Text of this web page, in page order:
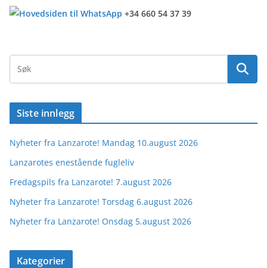
+34 660 54 37 39
Siste innlegg
Nyheter fra Lanzarote! Mandag 10.august 2026
Lanzarotes enestående fugleliv
Fredagspils fra Lanzarote! 7.august 2026
Nyheter fra Lanzarote! Torsdag 6.august 2026
Nyheter fra Lanzarote! Onsdag 5.august 2026
Kategorier